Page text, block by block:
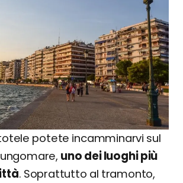
potete incamminarvi sul
uno dei luoghi più
. Soprattutto al tramonto,